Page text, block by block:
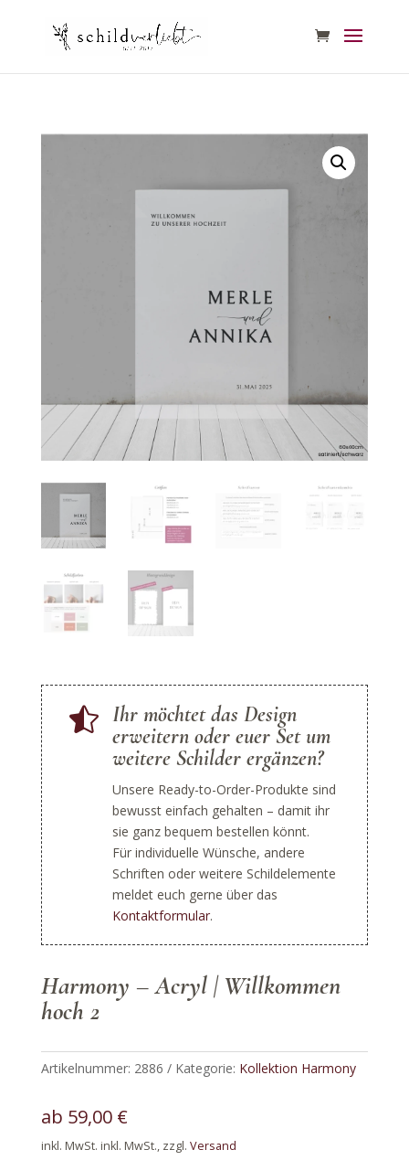
 Ihr möchtet das Design
erweitern oder euer Set um
weitere Schilder ergänzen?
Unsere Ready-to-Order-Produkte sind
bewusst einfach gehalten – damit ihr
sie ganz bequem bestellen könnt.
Für individuelle Wünsche, andere
Schriften oder weitere Schildelemente
meldet euch gerne über das
Kontaktformular.
Harmony – Acryl | Willkommen
hoch 2
Artikelnummer: 2886 Kategorie: Kollektion Harmony
ab 59,00 €
inkl. MwSt. inkl. MwSt., zzgl. Versand